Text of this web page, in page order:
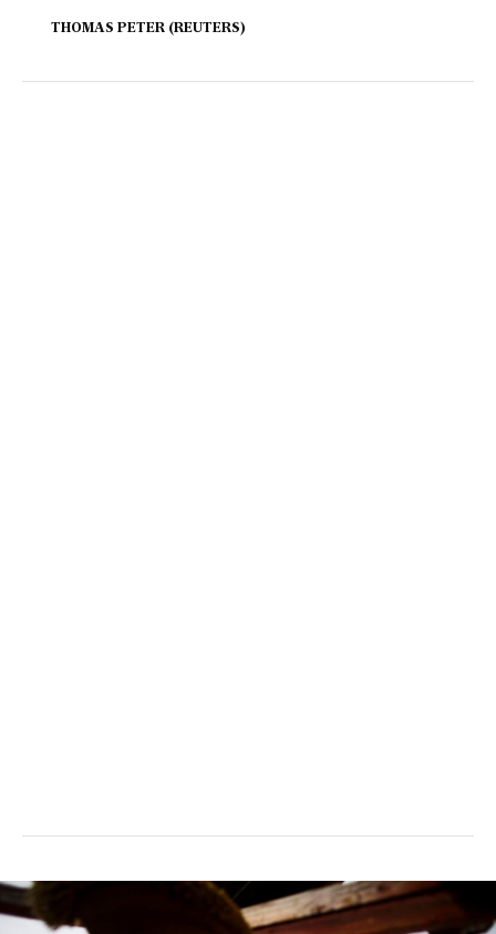
THOMAS PETER (REUTERS)